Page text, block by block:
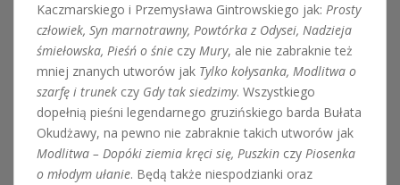
Kaczmarskiego i Przemysława Gintrowskiego jak: Prosty
człowiek, Syn marnotrawny, Powtórka z Odysei, Nadzieja
śmiełowska, Pieśń o śnie czy Mury, ale nie zabraknie też
mniej znanych utworów jak Tylko kołysanka, Modlitwa o
szarfę i trunek czy Gdy tak siedzimy. Wszystkiego
dopełnią pieśni legendarnego gruzińskiego barda Bułata
Okudżawy, na pewno nie zabraknie takich utworów jak
Modlitwa – Dopóki ziemia kręci się, Puszkin czy Piosenka
o młodym ułanie. Będą także niespodzianki oraz